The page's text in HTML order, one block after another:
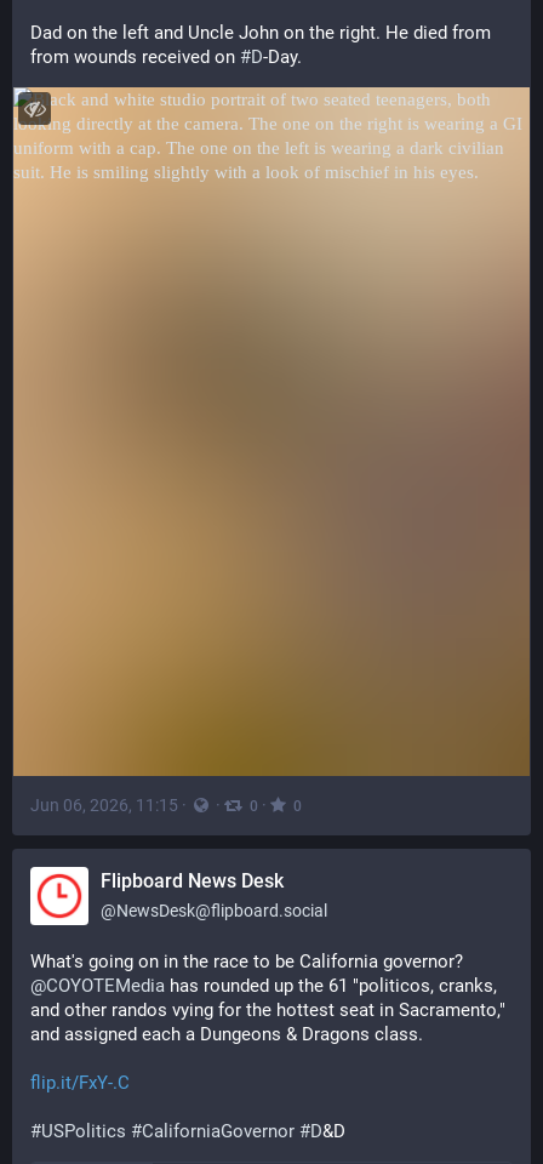
Dad on the left and Uncle John on the right. He died from
from wounds received on #D-Day.
Jun 06, 2026, 11:15 · · 0 · 0
Flipboard News Desk
@NewsDesk@flipboard.social
@COYOTEMedia has rounded up the 61 "politicos, cranks,
and other randos vying for the hottest seat in Sacramento,"
and assigned each a Dungeons & Dragons class.
flip.it/FxY-.C
#USPolitics #CaliforniaGovernor #D&D